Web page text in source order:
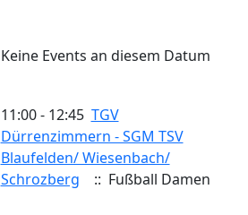
Keine Events an diesem Datum
11:00 - 12:45 TGV
Dürrenzimmern - SGM TSV
Blaufelden/ ​Wiesenbach/​
Schrozberg
:: Fußball Damen